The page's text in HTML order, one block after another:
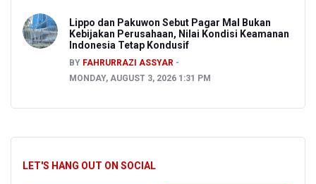
Lippo dan Pakuwon Sebut Pagar Mal Bukan
Kebijakan Perusahaan, Nilai Kondisi Keamanan
Indonesia Tetap Kondusif
BY FAHRURRAZI ASSYAR
MONDAY, AUGUST 3, 2026 1:31 PM
LET'S HANG OUT ON SOCIAL